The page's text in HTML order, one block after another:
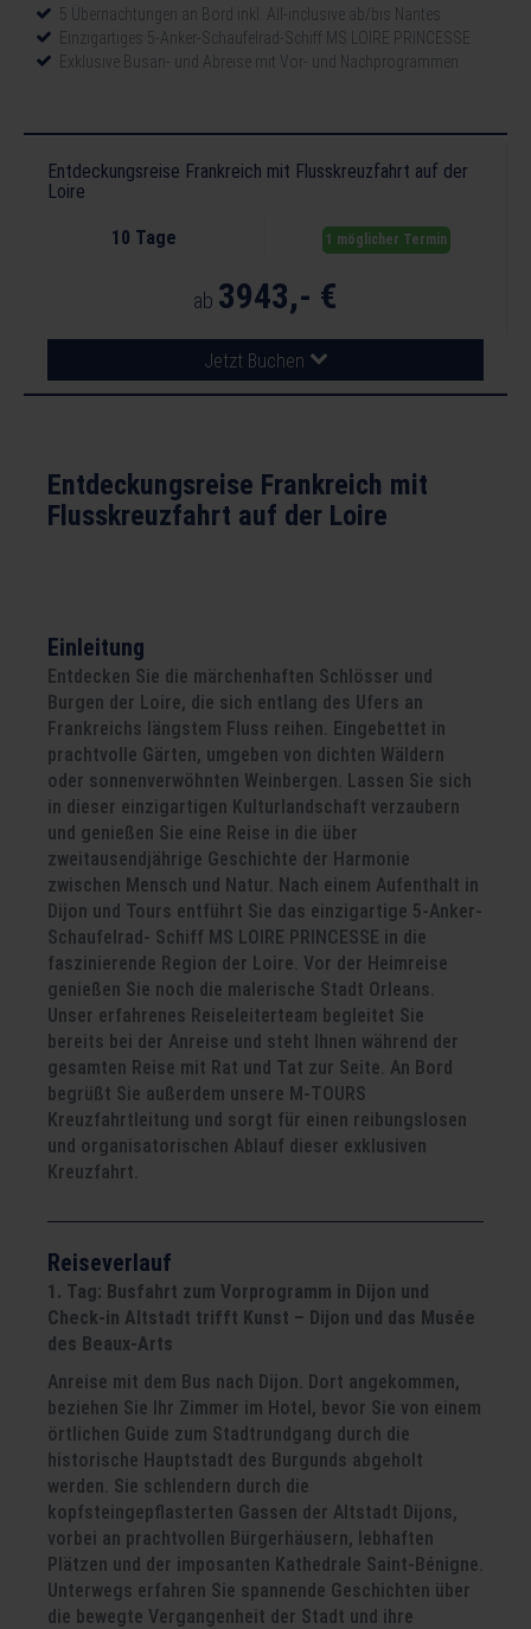
5 Übernachtungen an Bord inkl. All-inclusive ab/bis Nantes
Einzigartiges 5-Anker-Schaufelrad-Schiff MS LOIRE PRINCESSE
Exklusive Busan- und Abreise mit Vor- und Nachprogrammen
Entdeckungsreise Frankreich mit Flusskreuzfahrt auf der
Loire
10 Tage 1 möglicher Termin
ab 3943,- €
Jetzt Buchen
Entdeckungsreise Frankreich mit
Flusskreuzfahrt auf der Loire
Einleitung
Entdecken Sie die märchenhaften Schlösser und
Burgen der Loire, die sich entlang des Ufers an
Frankreichs längstem Fluss reihen. Eingebettet in
prachtvolle Gärten, umgeben von dichten Wäldern
oder sonnenverwöhnten Weinbergen. Lassen Sie sich
in dieser einzigartigen Kulturlandschaft verzaubern
und genießen Sie eine Reise in die über
zweitausendjährige Geschichte der Harmonie
zwischen Mensch und Natur. Nach einem Aufenthalt in
Dijon und Tours entführt Sie das einzigartige 5-Anker-
Schaufelrad- Schiff MS LOIRE PRINCESSE in die
faszinierende Region der Loire. Vor der Heimreise
genießen Sie noch die malerische Stadt Orleans.
Unser erfahrenes Reiseleiterteam begleitet Sie
bereits bei der Anreise und steht Ihnen während der
gesamten Reise mit Rat und Tat zur Seite. An Bord
begrüßt Sie außerdem unsere M-TOURS
Kreuzfahrtleitung und sorgt für einen reibungslosen
und organisatorischen Ablauf dieser exklusiven
Kreuzfahrt.
Reiseverlauf
1. Tag: Busfahrt zum Vorprogramm in Dijon und
Check-in Altstadt trifft Kunst – Dijon und das Musée
des Beaux-Arts
Anreise mit dem Bus nach Dijon. Dort angekommen,
beziehen Sie Ihr Zimmer im Hotel, bevor Sie von einem
örtlichen Guide zum Stadtrundgang durch die
historische Hauptstadt des Burgunds abgeholt
werden. Sie schlendern durch die
kopfsteingepflasterten Gassen der Altstadt Dijons,
vorbei an prachtvollen Bürgerhäusern, lebhaften
Plätzen und der imposanten Kathedrale Saint-Bénigne.
Unterwegs erfahren Sie spannende Geschichten über
die bewegte Vergangenheit der Stadt und ihre